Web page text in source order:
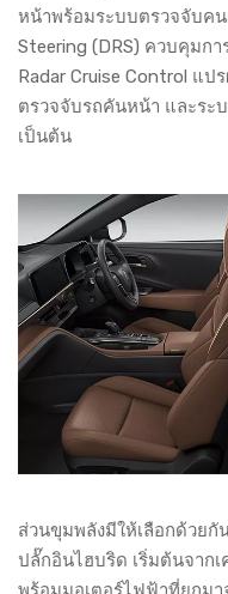
หน้าพร้อมระบบตรวจจับคน
Steering (DRS) ควบคุมก
Radar Cruise Control แป
ตรวจจับรถคันหน้า และระ
เป็นต้น
ส่วนขุมพลังมีให้เลือกด้วย
ปลั๊กอินไฮบริด เริ่มต้นจาก